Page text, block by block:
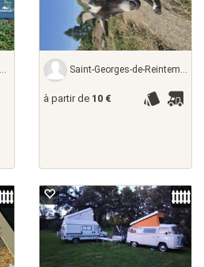
Saint-Georges-de-Reintembault - ille-et-vilaine,
à partir de 10 €